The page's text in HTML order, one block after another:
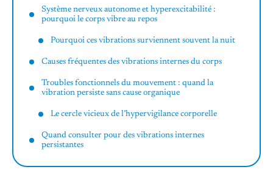
Système nerveux autonome et hyperexcitabilité :
pourquoi le corps vibre au repos
Pourquoi ces vibrations surviennent souvent la nuit
Causes fréquentes des vibrations internes du corps
Troubles fonctionnels du mouvement : quand la
vibration persiste sans cause organique
Le cercle vicieux de l’hypervigilance corporelle
Quand consulter pour des vibrations internes
persistantes